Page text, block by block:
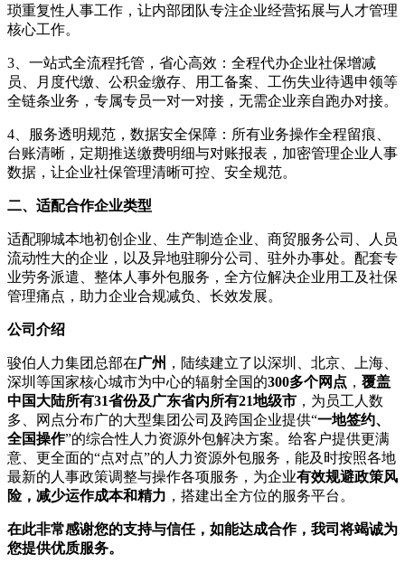
琐重复性人事工作，让内部团队专注企业经营拓展与人才管理
核心工作。
3、一站式全流程托管，省心高效：全程代办企业社保增减
员、月度代缴、公积金缴存、用工备案、工伤失业待遇申领等
全链条业务，专属专员一对一对接，无需企业亲自跑办对接。
4、服务透明规范，数据安全保障：所有业务操作全程留痕、
台账清晰，定期推送缴费明细与对账报表，加密管理企业人事
数据，让企业社保管理清晰可控、安全规范。
二、适配合作企业类型
适配聊城本地初创企业、生产制造企业、商贸服务公司、人员
流动性大的企业，以及异地驻聊分公司、驻外办事处。配套专
业劳务派遣、整体人事外包服务，全方位解决企业用工及社保
管理痛点，助力企业合规减负、长效发展。
公司介绍
骏伯人力集团总部在广州 ，陆续建立了以深圳、北京、上海、
深圳等国家核心城市为中心的辐射全国的300多个网点 ， 覆盖
中国大陆所有31省份及广东省内所有21地级市 ，为员工人数
多、网点分布广的大型集团公司及跨国企业提供“一地签约、
全国操作”的综合性人力资源外包解决方案。给客户提供更满
意、更全面的“点对点”的人力资源外包服务，能及时按照各地
最新的人事政策调整与操作各项服务，为企业有效规避政策风
险，减少运作成本和精力 ，搭建出全方位的服务平台。
在此非常感谢您的支持与信任，如能达成合作，我司将竭诚为
您提供优质服务。